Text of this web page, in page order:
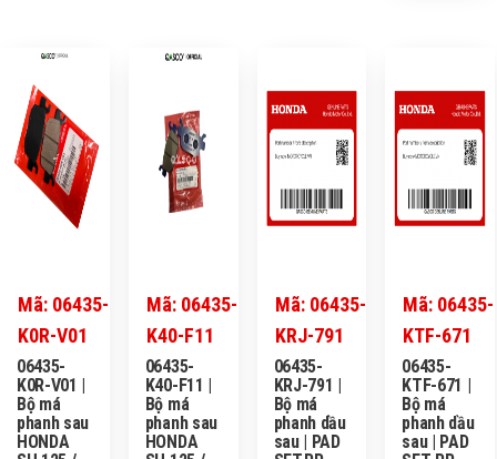
Mã: 06435-
K0R-V01
06435-
K0R-V01 |
Bộ má
phanh sau
HONDA
Mã: 06435-
K40-F11
06435-
K40-F11 |
Bộ má
phanh sau
HONDA
Mã: 06435-
KRJ-791
06435-
KRJ-791 |
Bộ má
phanh dầu
sau | PAD
Mã: 06435-
KTF-671
06435-
KTF-671 |
Bộ má
phanh dầu
sau | PAD